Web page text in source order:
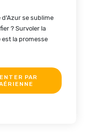
se sublime
? Survoler la
la promesse
PAR